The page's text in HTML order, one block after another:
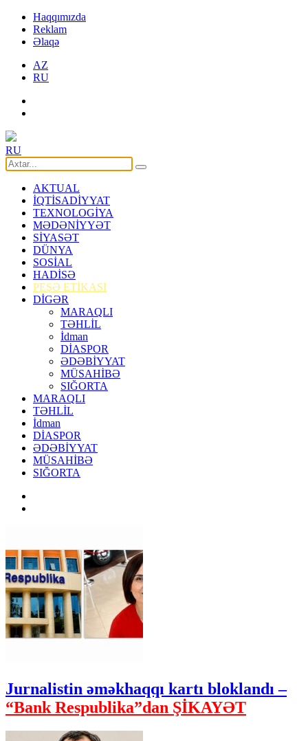
Haqqımızda
Reklam
Əlaqə
AZ
RU
RU
AKTUAL
İQTİSADİYYAT
TEXNOLOGİYA
MƏDƏNİYYƏT
SİYASƏT
DÜNYA
SOSİAL
HADİSƏ
PEŞƏ ETİKASI
DİGƏR
MARAQLI
TƏHLİL
İdman
DİASPOR
ƏDƏBİYYAT
MÜSAHİBƏ
SIĞORTA
MARAQLI
TƏHLİL
İdman
DİASPOR
ƏDƏBİYYAT
MÜSAHİBƏ
SIĞORTA
Jurnalistin əməkhaqqı kartı bloklandı –
“Bank Respublika”dan ŞİKAYƏT